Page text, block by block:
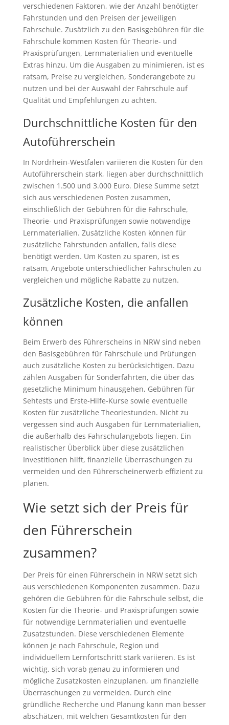
verschiedenen Faktoren, wie der Anzahl benötigter
Fahrstunden und den Preisen der jeweiligen
Fahrschule. Zusätzlich zu den Basisgebühren für die
Fahrschule kommen Kosten für Theorie- und
Praxisprüfungen, Lernmaterialien und eventuelle
Extras hinzu. Um die Ausgaben zu minimieren, ist es
ratsam, Preise zu vergleichen, Sonderangebote zu
nutzen und bei der Auswahl der Fahrschule auf
Qualität und Empfehlungen zu achten.
Durchschnittliche Kosten für den
Autoführerschein
In Nordrhein-Westfalen variieren die Kosten für den
Autoführerschein stark, liegen aber durchschnittlich
zwischen 1.500 und 3.000 Euro. Diese Summe setzt
sich aus verschiedenen Posten zusammen,
einschließlich der Gebühren für die Fahrschule,
Theorie- und Praxisprüfungen sowie notwendige
Lernmaterialien. Zusätzliche Kosten können für
zusätzliche Fahrstunden anfallen, falls diese
benötigt werden. Um Kosten zu sparen, ist es
ratsam, Angebote unterschiedlicher Fahrschulen zu
vergleichen und mögliche Rabatte zu nutzen.
Zusätzliche Kosten, die anfallen
können
Beim Erwerb des Führerscheins in NRW sind neben
den Basisgebühren für Fahrschule und Prüfungen
auch zusätzliche Kosten zu berücksichtigen. Dazu
zählen Ausgaben für Sonderfahrten, die über das
gesetzliche Minimum hinausgehen, Gebühren für
Sehtests und Erste-Hilfe-Kurse sowie eventuelle
Kosten für zusätzliche Theoriestunden. Nicht zu
vergessen sind auch Ausgaben für Lernmaterialien,
die außerhalb des Fahrschulangebots liegen. Ein
realistischer Überblick über diese zusätzlichen
Investitionen hilft, finanzielle Überraschungen zu
vermeiden und den Führerscheinerwerb effizient zu
planen.
Wie setzt sich der Preis für
den Führerschein
zusammen?
Der Preis für einen Führerschein in NRW setzt sich
aus verschiedenen Komponenten zusammen. Dazu
gehören die Gebühren für die Fahrschule selbst, die
Kosten für die Theorie- und Praxisprüfungen sowie
für notwendige Lernmaterialien und eventuelle
Zusatzstunden. Diese verschiedenen Elemente
können je nach Fahrschule, Region und
individuellem Lernfortschritt stark variieren. Es ist
wichtig, sich vorab genau zu informieren und
mögliche Zusatzkosten einzuplanen, um finanzielle
Überraschungen zu vermeiden. Durch eine
gründliche Recherche und Planung kann man besser
abschätzen, mit welchen Gesamtkosten für den